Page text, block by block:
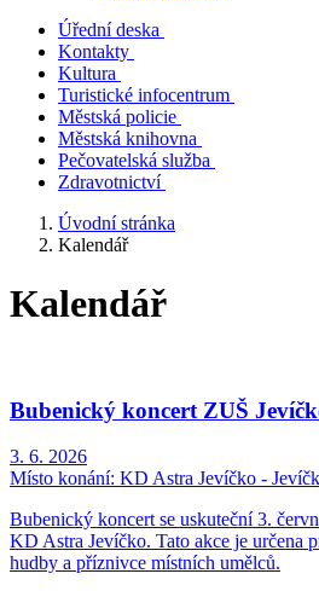
Úřední deska
Kontakty
Kultura
Turistické infocentrum
Městská policie
Městská knihovna
Pečovatelská služba
Zdravotnictví
Úvodní stránka
Kalendář
Kalendář
Bubenický koncert ZUŠ
3. 6. 2026
Místo konání: KD Astra Jevíčko -
Bubenický koncert se uskuteční 3.
KD Astra Jevíčko. Tato akce je určena
hudby a příznivce místních umělců.